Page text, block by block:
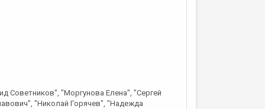
Советников", "Моргунова Елена", "Сергей
"Николай Горячев", "Надежда